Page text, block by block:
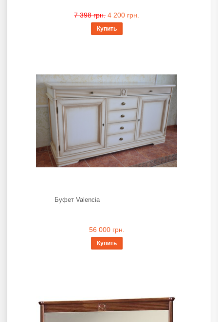
7 398 грн. 4 200 грн.
Купить
Буфет Valencia
56 000 грн.
Купить